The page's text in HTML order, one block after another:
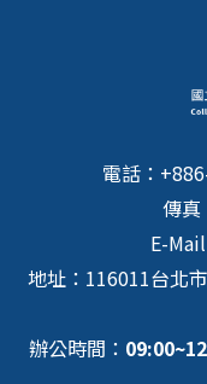
電話：
傳
E-
地址：116011台北
辦公時間：